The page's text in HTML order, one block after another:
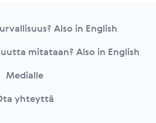
Also in English
mitataan? Also in English
Medialle
yhteyttä